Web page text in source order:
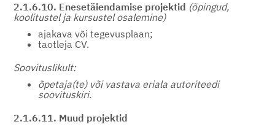
2.1.6.10. Enesetäiendamise projektid (õpingud,
koolitustel ja kursustel osalemine)
ajakava või tegevusplaan;
taotleja CV.
Soovituslikult:
õpetaja(te) või vastava eriala autoriteedi
soovituskiri.
2.1.6.11. Muud projektid